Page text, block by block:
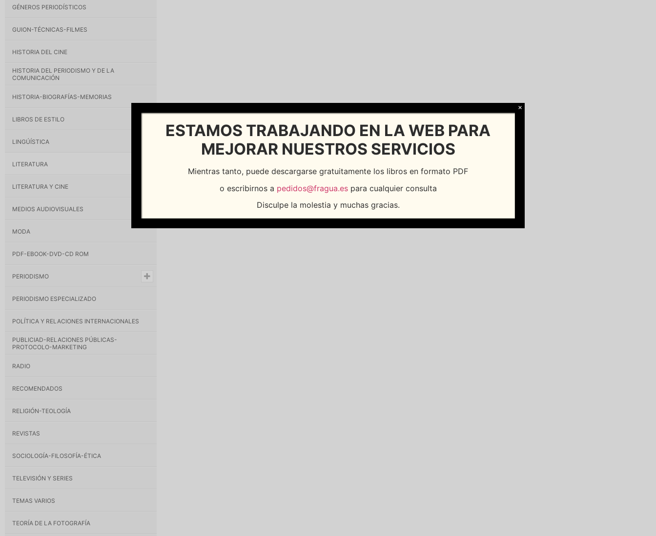
GÉNEROS PERIODÍSTICOS
GUION-TÉCNICAS-FILMES
HISTORIA DEL CINE
HISTORIA DEL PERIODISMO Y DE LA
COMUNICACIÓN
HISTORIA-BIOGRAFÍAS-MEMORIAS
LIBROS DE ESTILO
LINGÚÍSTICA
LITERATURA
LITERATURA Y CINE
MEDIOS AUDIOVISUALES
MODA
PDF-EBOOK-DVD-CD ROM
PERIODISMO
PERIODISMO ESPECIALIZADO
POLÍTICA Y RELACIONES INTERNACIONALES
PUBLICIAD-RELACIONES PÚBLICAS-
PROTOCOLO-MARKETING
RADIO
RECOMENDADOS
RELIGIÓN-TEOLOGÍA
REVISTAS
SOCIOLOGÍA-FILOSOFÍA-ÉTICA
TELEVISIÓN Y SERIES
TEMAS VARIOS
TEORÍA DE LA FOTOGRAFÍA
ESTAMOS TRABAJANDO EN LA WEB PARA
MEJORAR NUESTROS SERVICIOS
Mientras tanto, puede descargarse gratuitamente los libros en formato PDF
o escribirnos a pedidos@fragua.espara cualquier consulta
Disculpe la molestia y muchas gracias.
×